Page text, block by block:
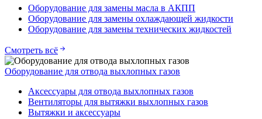
Оборудование для замены масла в АКПП
Оборудование для замены охлаждающей жидкости
Оборудование для замены технических жидкостей
Смотреть всё
Оборудование для отвода выхлопных газов
Аксессуары для отвода выхлопных газов
Вентиляторы для вытяжки выхлопных газов
Вытяжки и аксессуары